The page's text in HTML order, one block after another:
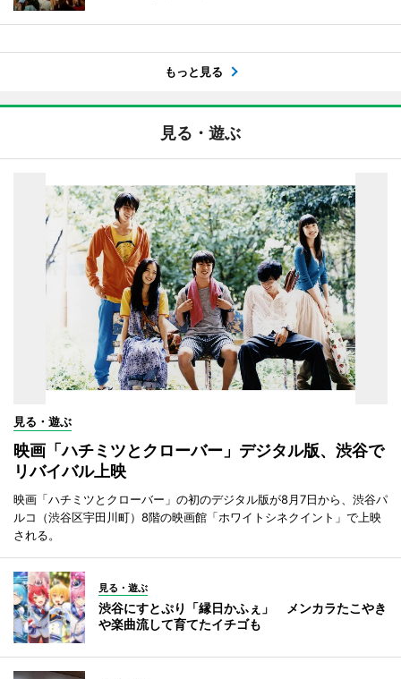
もっと見る
見る・遊ぶ
見る・遊ぶ
映画「ハチミツとクローバー」デジタル版、渋谷で
リバイバル上映
映画「ハチミツとクローバー」の初のデジタル版が8月7日から、渋谷パ
ルコ（渋谷区宇田川町）8階の映画館「ホワイトシネクイント」で上映
される。
見る・遊ぶ
渋谷にすとぷり「縁日かふぇ」 メンカラたこやき
や楽曲流して育てたイチゴも